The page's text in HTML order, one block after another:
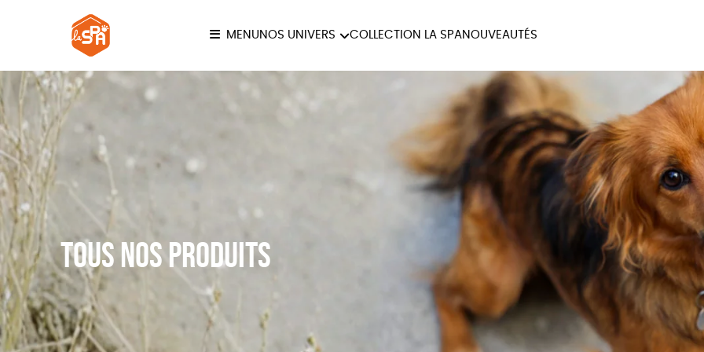
MENU NOS UNIVERS
COLLECTION LA SPA BIEN-ÊTRE
PAPETERIE JE
COLLECTION LA SPANOUVEAUTÉS
Tous nos produits